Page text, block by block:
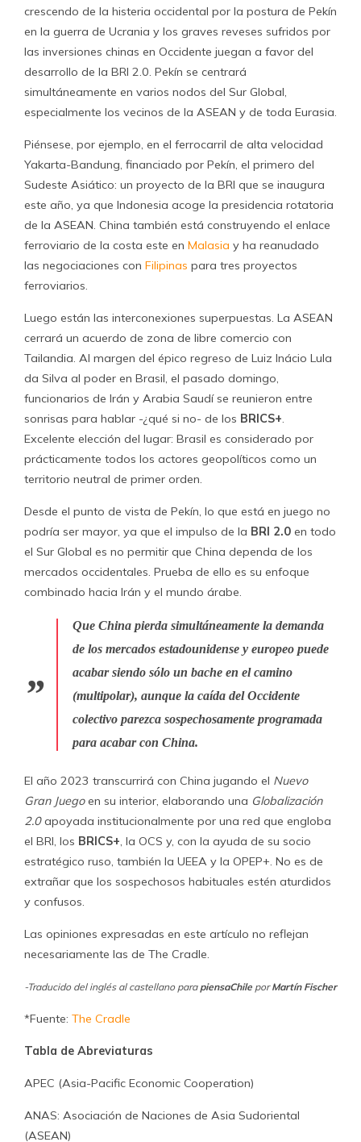
crescendo de la histeria occidental por la postura de Pekín
en la guerra de Ucrania y los graves reveses sufridos por
las inversiones chinas en Occidente juegan a favor del
desarrollo de la BRI 2.0. Pekín se centrará
simultáneamente en varios nodos del Sur Global,
especialmente los vecinos de la ASEAN y de toda Eurasia.
Piénsese, por ejemplo, en el ferrocarril de alta velocidad
Yakarta-Bandung, financiado por Pekín, el primero del
Sudeste Asiático: un proyecto de la BRI que se inaugura
este año, ya que Indonesia acoge la presidencia rotatoria
de la ASEAN. China también está construyendo el enlace
ferroviario de la costa este en Malasia y ha reanudado
las negociaciones con Filipinas para tres proyectos
ferroviarios.
Luego están las interconexiones superpuestas. La ASEAN
cerrará un acuerdo de zona de libre comercio con
Tailandia. Al margen del épico regreso de Luiz Inácio Lula
da Silva al poder en Brasil, el pasado domingo,
funcionarios de Irán y Arabia Saudí se reunieron entre
sonrisas para hablar -¿qué si no- de los BRICS+.
Excelente elección del lugar: Brasil es considerado por
prácticamente todos los actores geopolíticos como un
territorio neutral de primer orden.
Desde el punto de vista de Pekín, lo que está en juego no
podría ser mayor, ya que el impulso de la BRI 2.0 en todo
el Sur Global es no permitir que China dependa de los
mercados occidentales. Prueba de ello es su enfoque
combinado hacia Irán y el mundo árabe.
Que China pierda simultáneamente la demanda
de los mercados estadounidense y europeo puede
acabar siendo sólo un bache en el camino
(multipolar), aunque la caída del Occidente
colectivo parezca sospechosamente programada
para acabar con China.
El año 2023 transcurrirá con China jugando el Nuevo
Gran Juegoen su interior, elaborando una Globalización
2.0apoyada institucionalmente por una red que engloba
el BRI, los BRICS+, la OCS y, con la ayuda de su socio
estratégico ruso, también la UEEA y la OPEP+. No es de
extrañar que los sospechosos habituales estén aturdidos
y confusos.
Las opiniones expresadas en este artículo no reflejan
necesariamente las de The Cradle.
-Traducido del inglés al castellano para piensaChile porMartín Fischer
*Fuente: The Cradle
Tabla de Abreviaturas
APEC (Asia-Pacific Economic Cooperation)
ANAS: Asociación de Naciones de Asia Sudoriental
(ASEAN)